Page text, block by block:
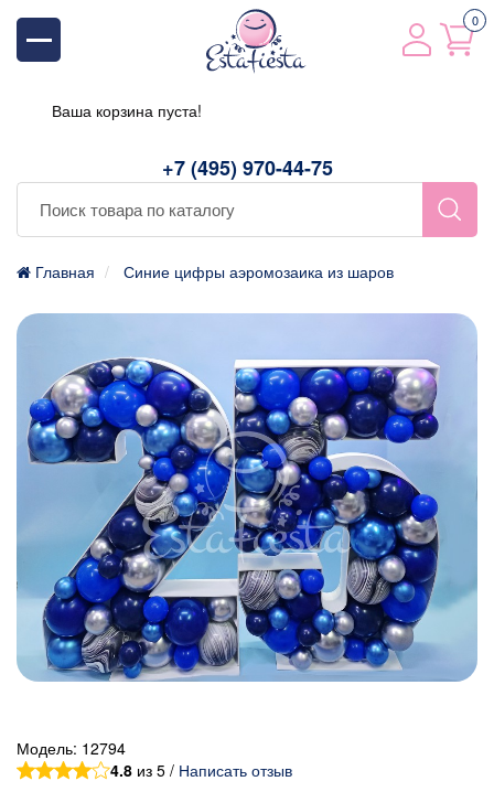
+7 (495) 970-44-75
0
Ваша корзина пуста!
Главная Синие цифры аэромозаика из шаров
Модель: 12794
4.8 из 5 / Написать отзыв